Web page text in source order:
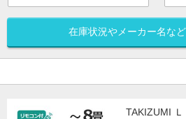
在庫状況やメーカー名な
TAKIZUMI